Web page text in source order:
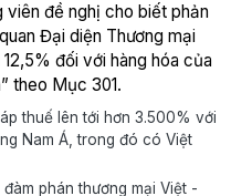
viên đề nghị cho biết phản
Đại diện Thương mại
đối với hàng hóa của
theo Mục 301.
thuế lên tới hơn 3.500% với
Nam Á, trong đó có Việt
phán thương mại Việt -